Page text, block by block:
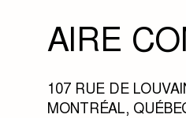
AIRE
107 RUE DE
MONTRÉAL,